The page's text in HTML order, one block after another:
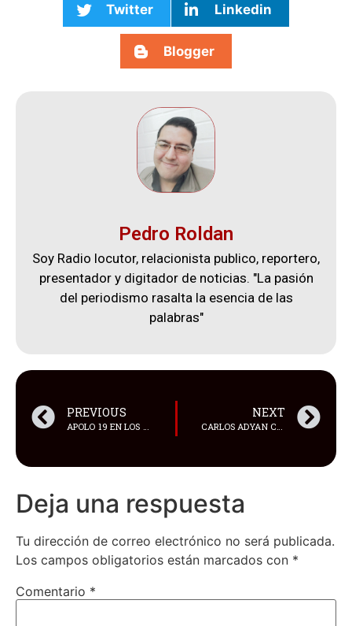
Twitter Linkedin
Blogger
Pedro Roldan
Soy Radio locutor, relacionista publico, reportero,
presentador y digitador de noticias. "La pasión
del periodismo rasalta la esencia de las
palabras"
PREVIOUS
APOLO 19 EN LOS RÍOS: RESCATAN DOS ADOLESCENTES EXPLOTADAS SEXUALMENTE
NEXT
CARLOS ADYAN CONQUISTA PUERTO RICO COMO CONDUCTOR PRINCIPAL DE LOS PREMIOS TU MÚSICA URBANO DE TELEMUNDO
Deja una respuesta
Tu dirección de correo electrónico no será publicada.
Los campos obligatorios están marcados con *
Comentario *